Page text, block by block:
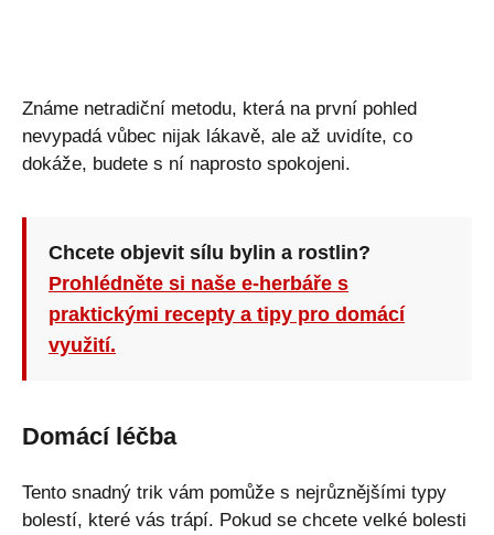
Známe netradiční metodu, která na první pohled
nevypadá vůbec nijak lákavě, ale až uvidíte, co
dokáže, budete s ní naprosto spokojeni.
Chcete objevit sílu bylin a rostlin?
Prohlédněte si naše e-herbáře s
praktickými recepty a tipy pro domácí
využití.
Domácí léčba
Tento snadný trik vám pomůže s nejrůznějšími typy
bolestí, které vás trápí. Pokud se chcete velké bolesti